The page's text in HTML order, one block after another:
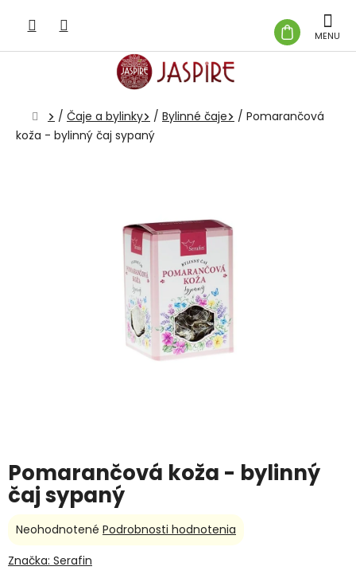
obsah
KOŠÍK
Domov
/ Čaje a bylinky / Bylinné čaje / Pomarančová
koža - bylinný čaj sypaný
Pomarančová koža - bylinný
čaj sypaný
Priemerné
produktu
Neohodnotené Podrobnosti hodnotenia
Značka: Serafin